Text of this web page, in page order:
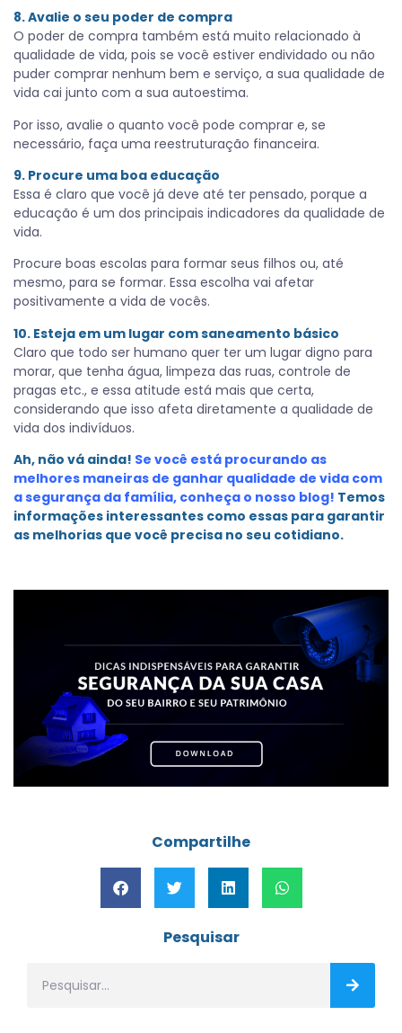
Pesquisar
8. Avalie o seu poder de compra
O poder de compra também está muito relacionado à
qualidade de vida, pois se você estiver endividado ou não
puder comprar nenhum bem e serviço, a sua qualidade de
vida cai junto com a sua autoestima.
Por isso, avalie o quanto você pode comprar e, se
necessário, faça uma reestruturação financeira.
9. Procure uma boa educação
Essa é claro que você já deve até ter pensado, porque a
educação é um dos principais indicadores da qualidade de
vida.
Procure boas escolas para formar seus filhos ou, até
mesmo, para se formar. Essa escolha vai afetar
positivamente a vida de vocês.
10. Esteja em um lugar com saneamento básico
Claro que todo ser humano quer ter um lugar digno para
morar, que tenha água, limpeza das ruas, controle de
pragas etc., e essa atitude está mais que certa,
considerando que isso afeta diretamente a qualidade de
vida dos indivíduos.
Ah, não vá ainda! Se você está procurando as
melhores maneiras de ganhar qualidade de vida com
a segurança da família, conheça o nosso blog! Temos
informações interessantes como essas para garantir
as melhorias que você precisa no seu cotidiano.
Compartilhe